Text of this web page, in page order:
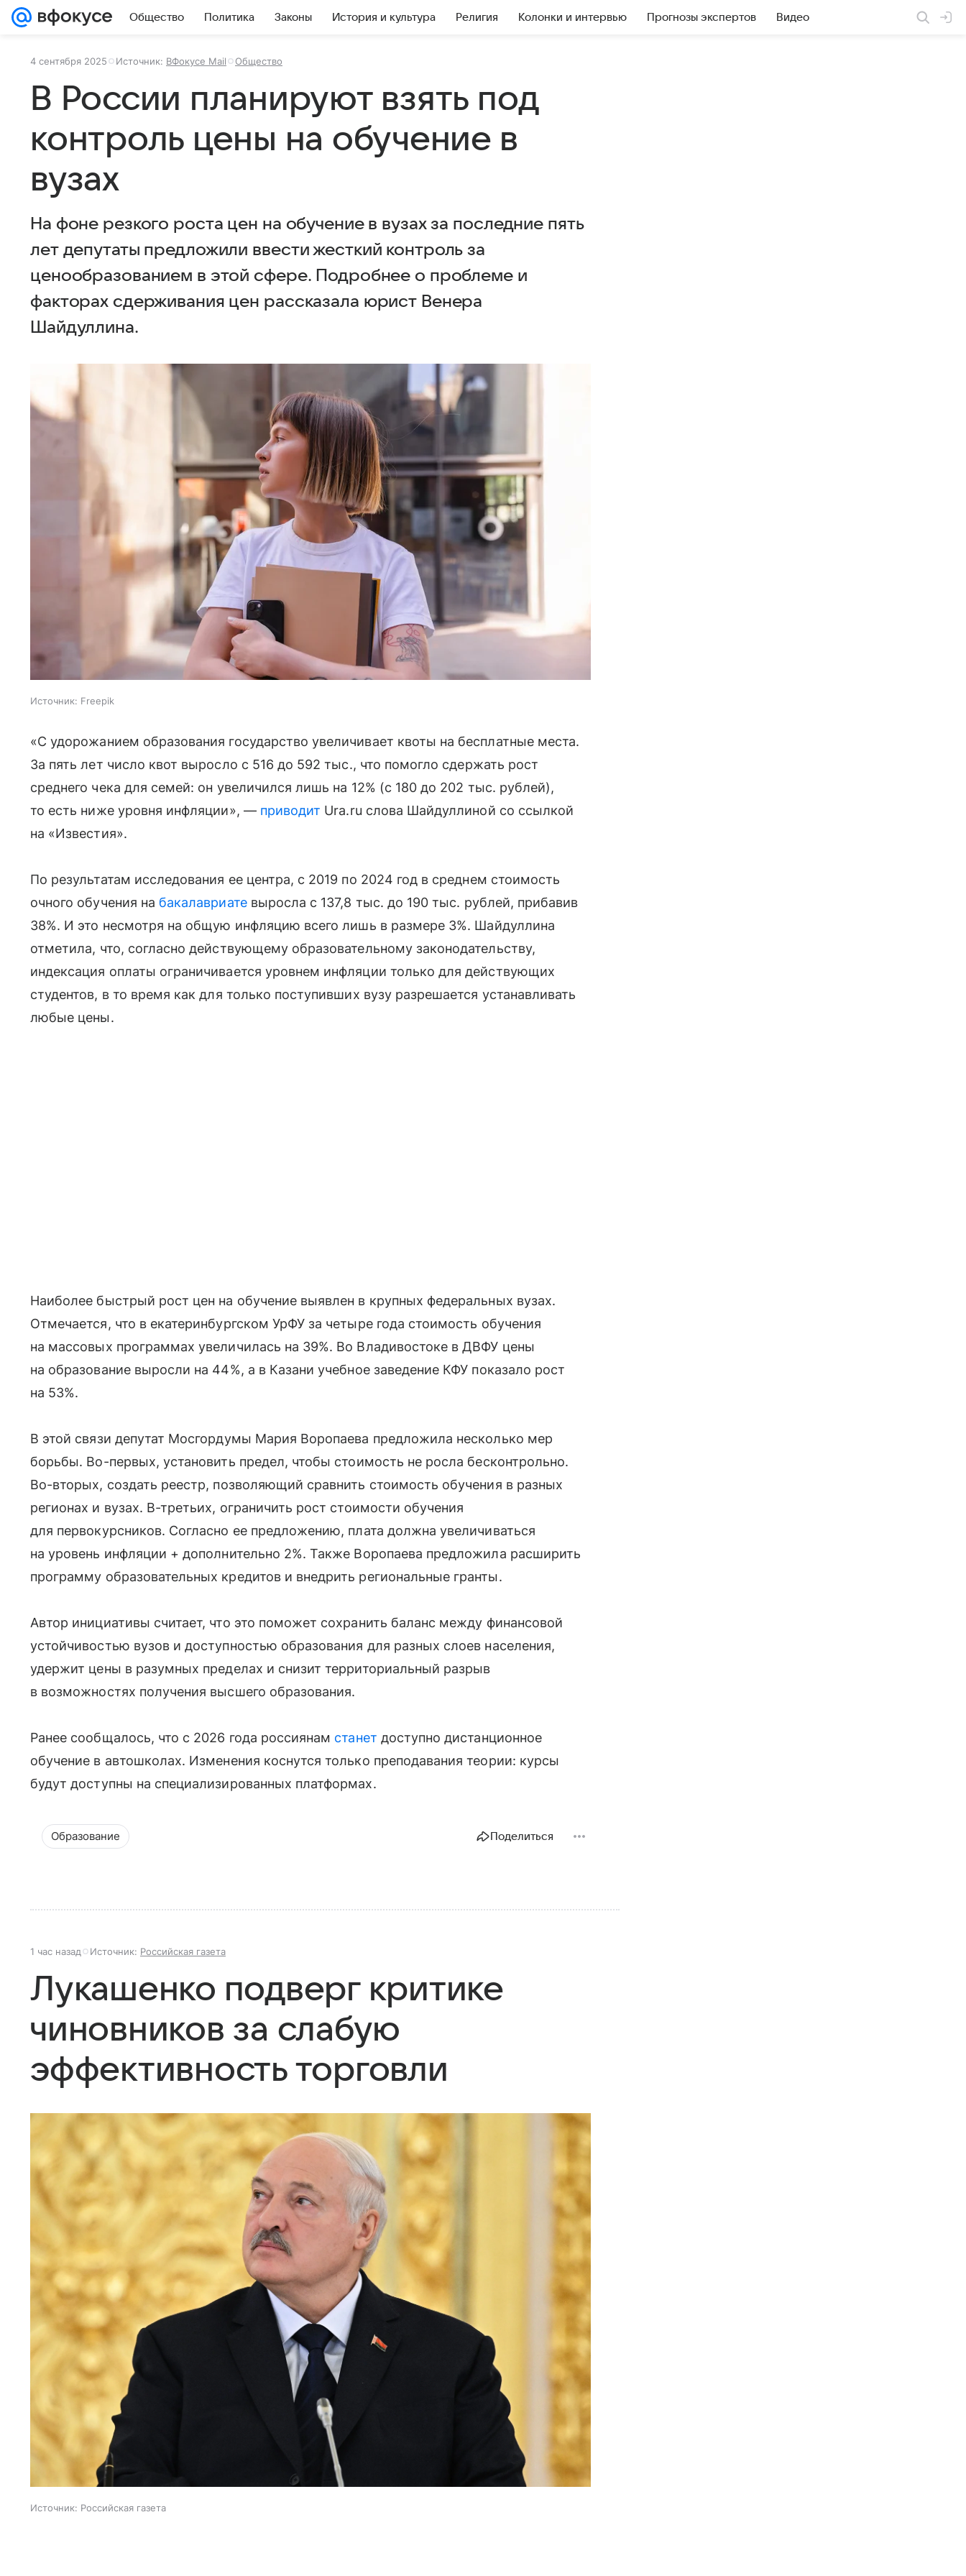
Общество Политика Законы История и культура Религия Колонки и интервью Прогнозы экспертов Видео
4 сентября 2025 Источник: ВФокусе Mail Общество
В России планируют взять под
контроль цены на обучение в
вузах
На фоне резкого роста цен на обучение в вузах за последние пять
лет депутаты предложили ввести жесткий контроль за
ценообразованием в этой сфере. Подробнее о проблеме и
факторах сдерживания цен рассказала юрист Венера
Шайдуллина.
Источник: Freepik
«С удорожанием образования государство увеличивает квоты на бесплатные места.
За пять лет число квот выросло с 516 до 592 тыс., что помогло сдержать рост
среднего чека для семей: он увеличился лишь на 12% (с 180 до 202 тыс. рублей),
то есть ниже уровня инфляции», — приводит Ura.ru слова Шайдуллиной со ссылкой
на «Известия».
По результатам исследования ее центра, с 2019 по 2024 год в среднем стоимость
очного обучения на бакалавриатевыросла с 137,8 тыс. до 190 тыс. рублей, прибавив
38%. И это несмотря на общую инфляцию всего лишь в размере 3%. Шайдуллина
отметила, что, согласно действующему образовательному законодательству,
индексация оплаты ограничивается уровнем инфляции только для действующих
студентов, в то время как для только поступивших вузу разрешается устанавливать
любые цены.
Наиболее быстрый рост цен на обучение выявлен в крупных федеральных вузах.
Отмечается, что в екатеринбургском УрФУ за четыре года стоимость обучения
на массовых программах увеличилась на 39%. Во Владивостоке в ДВФУ цены
на образование выросли на 44%, а в Казани учебное заведение КФУ показало рост
на 53%.
В этой связи депутат Мосгордумы Мария Воропаева предложила несколько мер
борьбы. Во-первых, установить предел, чтобы стоимость не росла бесконтрольно.
Во-вторых, создать реестр, позволяющий сравнить стоимость обучения в разных
регионах и вузах. В-третьих, ограничить рост стоимости обучения
для первокурсников. Согласно ее предложению, плата должна увеличиваться
на уровень инфляции + дополнительно 2%. Также Воропаева предложила расширить
программу образовательных кредитов и внедрить региональные гранты.
Автор инициативы считает, что это поможет сохранить баланс между финансовой
устойчивостью вузов и доступностью образования для разных слоев населения,
удержит цены в разумных пределах и снизит территориальный разрыв
в возможностях получения высшего образования.
Ранее сообщалось, что с 2026 года россиянам станет доступно дистанционное
обучение в автошколах. Изменения коснутся только преподавания теории: курсы
будут доступны на специализированных платформах.
Образование Поделиться
1 час назад Источник: Российская газета
Лукашенко подверг критике
чиновников за слабую
эффективность торговли
Источник: Российская газета